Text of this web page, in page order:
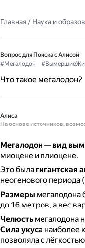
Главная/ Наука и
Вопрос для Поиска с Алисой
#Мегалодон
Что такое мегалодон?
Алиса
На основе источников,
Мегалодон— вид
миоцене и плиоцене.
Это была гигантская
неогенового периода
Размеры мегалодона
до 16 метров, а вес
Челюстьмегалодона
Сила укуса наиболее
позволяла с